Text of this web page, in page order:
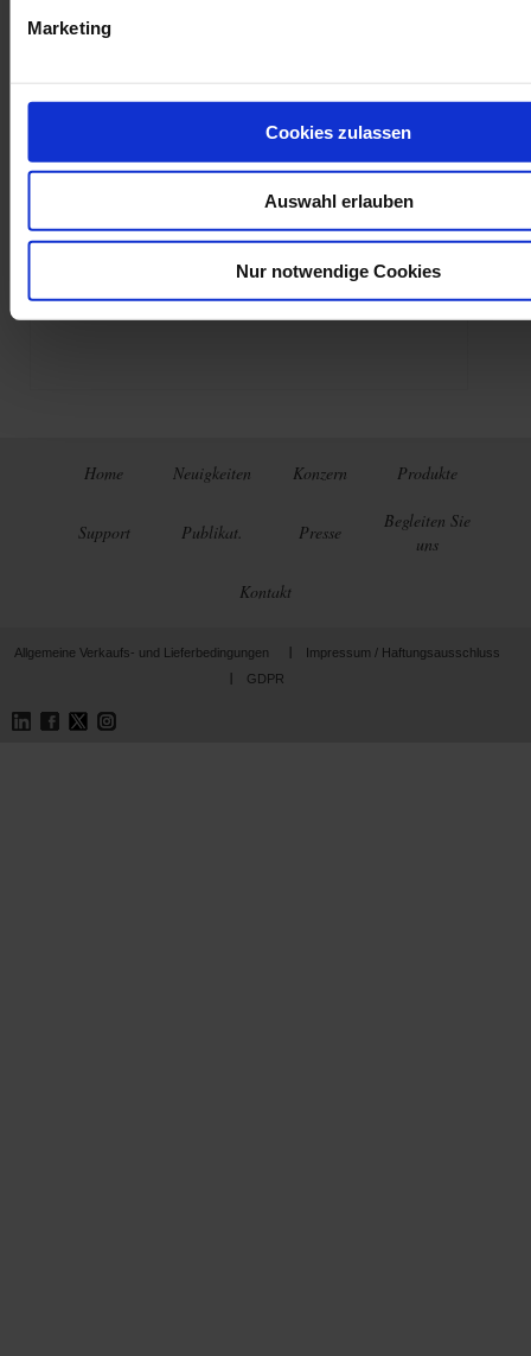
Marketing
Cookies zulassen
Auswahl erlauben
Nur notwendige Cookies
1052B CA8332 Clamp LabWindows F607 PEL102 Firmware 1954
Home Neuigkeiten Konzern Produkte
Support Publikat. Presse
Begleiten Sie
uns
Kontakt
Allgemeine Verkaufs- und Lieferbedingungen
Impressum / Haftungsausschluss
GDPR